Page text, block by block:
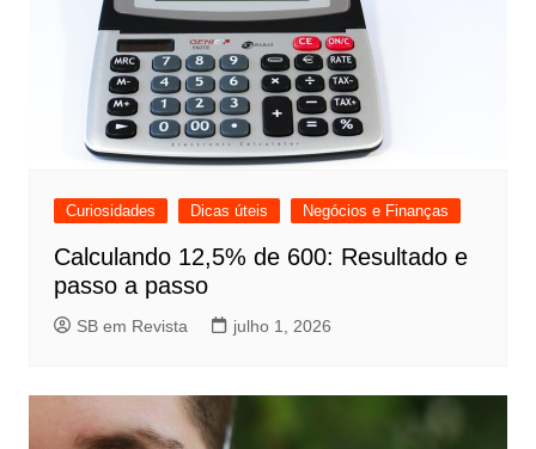
Curiosidades Dicas úteis Negócios e Finanças
Calculando 12,5% de 600: Resultado e
passo a passo
SB em Revista julho 1, 2026